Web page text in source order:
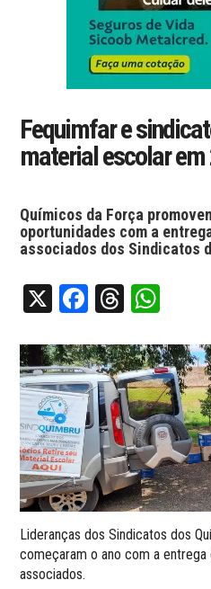
Fequimfar e
material escolar em
Químicos da Força
oportunidades com a
associados dos Sindicatos
X Facebook
Threads
Lideranças dos Sindicatos dos
começaram o ano com a
associados.